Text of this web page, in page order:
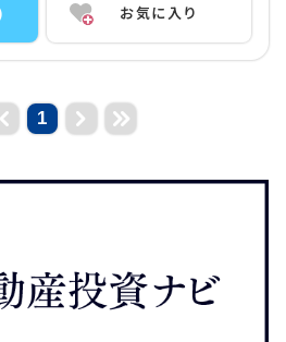
お気に入り
1